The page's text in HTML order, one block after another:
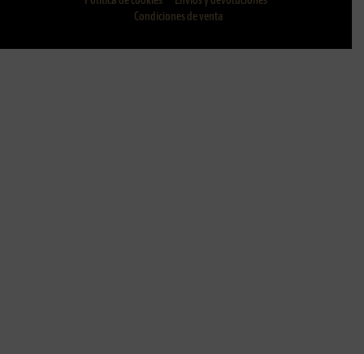
Condiciones de venta